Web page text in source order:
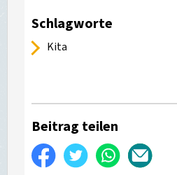
Schlagworte
Kita
Beitrag teilen
Auf
Twittern WhatsApp